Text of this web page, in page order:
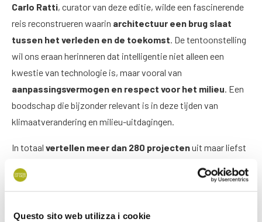
Questo sito web utilizza i cookie
Carlo Ratti, curator van deze editie, wilde een fascinerende
reis reconstrueren waarin architectuur een brug slaat
tussen het verleden en de toekomst . De tentoonstelling
wil ons eraan herinneren dat intelligentie niet alleen een
kwestie van technologie is, maar vooral van
aanpassingsvermogen en respect voor het milieu . Een
boodschap die bijzonder relevant is in deze tijden van
klimaatverandering en milieu-uitdagingen.
In totaal vertellen meer dan 280 projectenuit maar liefst
Azerbeidzjan, Oman, Qatar en Togo) verhalen van duurzame
ruimtes die worden getransformeerd met respect voor het